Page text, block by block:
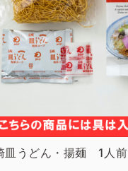
皿うどん・揚麺 1人前